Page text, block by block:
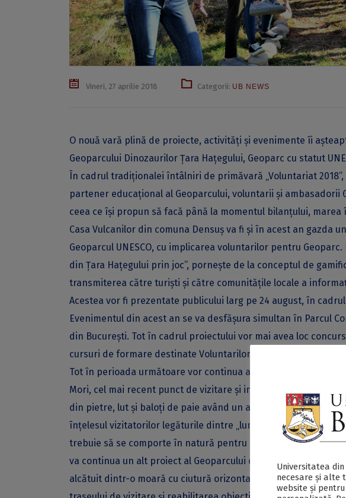
Vineri, 27 aprilie 2018 Categorii: UB NEWS
O nouă vară plină de proiecte, activități și evenimente îi
Geoparcului Dinozaurilor Țara Hațegului, Geoparc cu statut
În cadrul tradiționalei întâlniri de primăvară „Voluntariat 2018”,
partener educațional al Geoparcului, voluntarii și
ceea ce își propun să facă până la momentul bilanțului,
Casa Vulcanilor din comuna Densuș va fi și în acest an gazda
Geoparcul UNESCO, cu implicarea voluntarilor pentru
din Țara Hațegului prin joc”, pornește de la conceptul de
transmiterea către turiști și către comunitățile locale a
Acestea vor fi prezentate publicului larg pe 24 august, în
Evenimentul din acest an se va desfășura simultan în Parcul
din București. Tot în cadrul proiectului vor mai avea loc
cursuri de formare destinate Voluntarilor și producătorilor
Tot în perioada următoare vor continua activitățile și la Casa
Mori, cel mai recent punct de vizitare și interpretare al
din pietre, lut și baloți de paie având un acoperiș verde va fi
înțelesul vizitatorilor legăturile dintre „lumea nevie”
trebuie să se comporte în natură pentru a o proteja. Și în satul
va continua un alt proiect al Geoparcului ce vizează punerea
alcătuit dintr-o moară cu ciutură orizontală, un cuptor de var
Universitatea
necesare și alte
website și